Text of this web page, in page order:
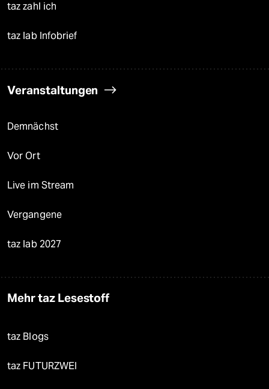
taz zahl ich
taz lab Infobrief
Veranstaltungen
Demnächst
Vor Ort
Live im Stream
Vergangene
taz lab 2027
Mehr taz Lesestoff
taz Blogs
taz FUTURZWEI